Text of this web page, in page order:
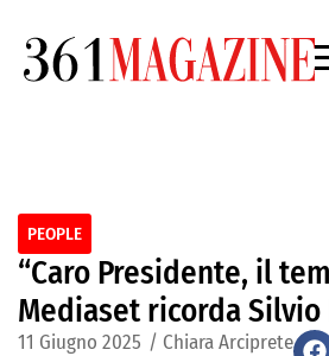
PEOPLE
“Caro Presidente, il
Mediaset ricorda
11 Giugno 2025 / Chiara Arciprete